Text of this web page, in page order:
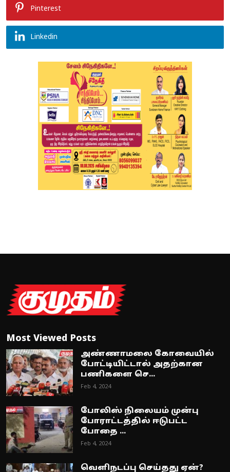
Pinterest
Linkedin
Most Viewed Posts
அண்ணாமலை கோவையில்
போட்டியிட்டால் அதற்கான
பணிகளை செ...
Feb 4, 2024
போலிஸ் நிலையம் முன்பு
போராட்டத்தில் ஈடுபட்ட
போதை ...
Feb 4, 2024
வெளிநடப்பு செய்தது ஏன்?